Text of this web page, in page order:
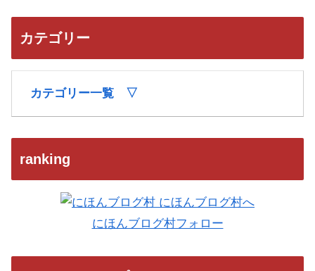
カテゴリー
カテゴリー一覧 ▽
ranking
にほんブログ村フォロー